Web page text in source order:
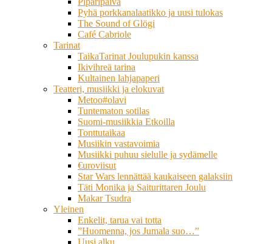
Pyhä porkkanalaatikko ja uusi tulokas
The Sound of Glögi
Café Cabriole
Tarinat
TaikaTarinat Joulupukin kanssa
Ikivihreä tarina
Kultainen lahjapaperi
Teatteri, musiikki ja elokuvat
Metoo#olavi
Tuntematon sotilas
Suomi-musiikkia Etkoilla
Tonttutaikaa
Musiikin vastavoimia
Musiikki puhuu sielulle ja sydämelle
€uroviisut
Star Wars lennättää kaukaiseen galaksiin
Täti Monika ja Saiturittaren Joulu
Makar Tsudra
Yleinen
Enkelit, tarua vai totta
”Huomenna, jos Jumala suo…”
Uusi alku